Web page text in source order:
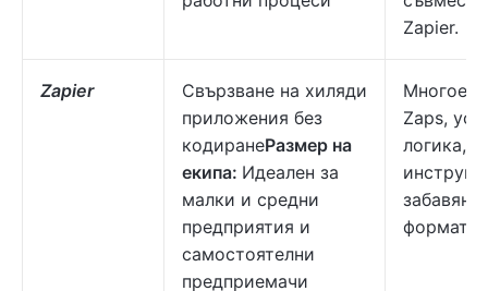
Zapier.
Zapier
Свързване на хиляди
приложения без
кодиранеРазмер на
екипа: Идеален за
малки и средни
предприятия и
самостоятелни
предприемачи
Zaps,
логика,
забавяне/